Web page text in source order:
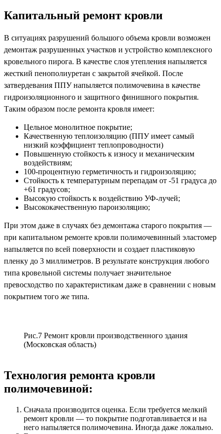
Капитальный ремонт кровли
В ситуациях разрушений большого объема кровли возможен
демонтаж разрушенных участков и устройство комплексного
кровельного пирога. В качестве слоя утепления напыляется
жесткий пенополиуретан с закрытой ячейкой. После
затвердевания ППУ напыляется полимочевина в качестве
гидроизоляционного и защитного финишного покрытия.
Таким образом после ремонта кровля имеет:
Цельное монолитное покрытие;
Качественную теплоизоляцию (ППУ имеет самый
низкий коэффициент теплопроводности)
Повышенную стойкость к износу и механическим
воздействиям;
100-процентную герметичность и гидроизоляцию;
Стойкость к температурным перепадам от -51 градуса до
+61 градусов;
Высокую стойкость к воздействию УФ-лучей;
Высококачественную пароизоляцию;
При этом даже в случаях без демонтажа старого покрытия —
при капитальном ремонте кровли полимочевинный эластомер
напыляется по всей поверхности и создает пластиковую
пленку до 3 миллиметров. В результате конструкция любого
типа кровельной системы получает значительное
превосходство по характеристикам даже в сравнении с новым
покрытием того же типа.
Рис.7 Ремонт кровли производственного здания
(Московская область)
Технология ремонта кровли
полимочевиной:
Сначала производится оценка. Если требуется мелкий
ремонт кровли — то покрытие подготавливается и на
него напыляется полимочевина. Иногда даже локально.